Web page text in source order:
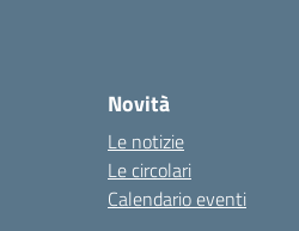
Novità
Le notizie
Le circolari
Calendario eventi